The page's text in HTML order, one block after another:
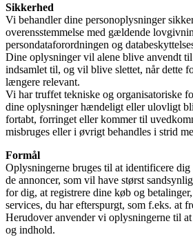
Sikkerhed
Vi behandler dine personoplysninger
overensstemmelse med gældende
persondataforordningen og
Dine oplysninger vil alene blive anvendt
indsamlet til, og vil blive slettet, når dette
længere relevant.
Vi har truffet tekniske og organisatoriske
dine oplysninger hændeligt eller ulovligt
fortabt, forringet eller kommer til
misbruges eller i øvrigt behandles i strid
Formål
Oplysningerne bruges til at identificere
de annoncer, som vil have størst
for dig, at registrere dine køb og
services, du har efterspurgt, som f.eks. at
Herudover anvender vi oplysningerne til
og indhold.